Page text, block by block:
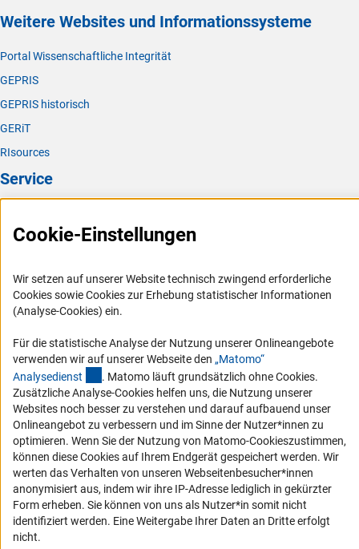
Weitere Websites und Informationssysteme
Portal Wissenschaftliche Integrität
GEPRIS
GEPRIS historisch
GERiT
RIsources
Service
FAQ
Logo und Corporate Design
RSS-Feeds
Vergabeverfahren
Barrierefreiheit
Service und Informationen für Menschen mit Behinderungen
Erklärung zur Barrierefreiheit
Barriere melden
DFG-aktuell
Erhalten Sie Neuigkeiten aus der DFG direkt in Ihr Mailpostfach oder
schauen Sie sich die Ausgaben online an.
Cookie-Einstellungen
Wir setzen auf unserer Website technisch zwingend erforderliche
Cookies sowie Cookies zur Erhebung statistischer Informationen
(Analyse-Cookies) ein.
Für die statistische Analyse der Nutzung unserer Onlineangebote
verwenden wir auf unserer Webseite den „Matomo“
Analysedienst (externer Link)
. Matomo läuft grundsätzlich ohne Cookies.
Zusätzliche Analyse-Cookies helfen uns, die Nutzung unserer
Websites noch besser zu verstehen und darauf aufbauend unser
Onlineangebot zu verbessern und im Sinne der Nutzer*innen zu
optimieren. Wenn Sie der Nutzung von Matomo-Cookieszustimmen,
können diese Cookies auf Ihrem Endgerät gespeichert werden. Wir
werten das Verhalten von unseren Webseitenbesucher*innen
anonymisiert aus, indem wir ihre IP-Adresse lediglich in gekürzter
Form erheben. Sie können von uns als Nutzer*in somit nicht
identifiziert werden. Eine Weitergabe Ihrer Daten an Dritte erfolgt
nicht.